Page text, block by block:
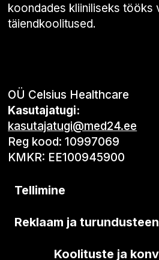
koondades kliiniliseks tööks
täiendkoolitused.
OÜ Celsius Healthcare
Kasutajatugi:
kasutajatugi@med24.ee
Reg kood: 10997069
KMKR: EE100945900
Tellimine
Reklaam ja
Koolituste ja